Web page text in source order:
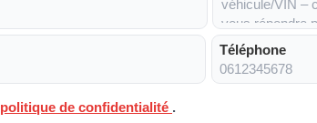
Téléphone
politique de confidentialité .